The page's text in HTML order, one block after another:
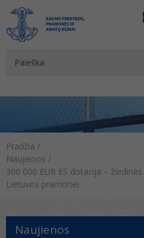
Pradžia /
Naujienos /
300 000 EUR ES dotacija –
Lietuvos pramonei
Naujienos